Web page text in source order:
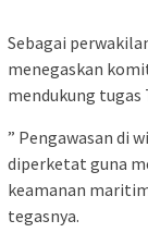
Sebagai
menegaskan
mendukung tugas
” Pengawasan di
diperketat guna
keamanan
tegasnya.